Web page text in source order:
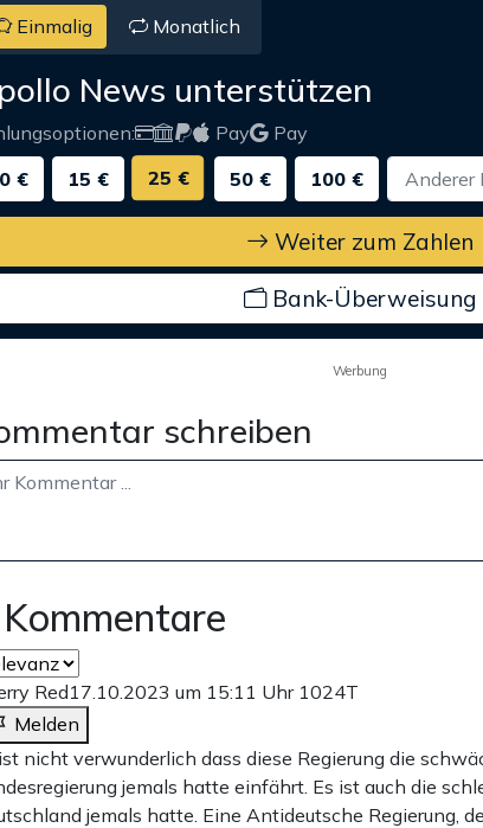
Einmalig Monatlich
News unterstützen
Pay
Pay
€
15 € 25 € 50 € 100 €
Weiter zum Zahlen
Bank-Überweisung
Werbung
schreiben
Red17.10.2023 um 15:11 Uhr 1024T
Melden
nicht verwunderlich dass diese Regierung die
jemals hatte einfährt. Es ist auch die
jemals hatte. Eine Antideutsche Regierung,